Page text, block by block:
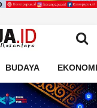
BUDAYA EKONOMI